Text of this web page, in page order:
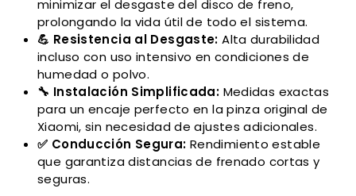
minimizar el desgaste del disco de freno,
prolongando la vida útil de todo el sistema.
💪 Resistencia al Desgaste: Alta durabilidad
incluso con uso intensivo en condiciones de
humedad o polvo.
🔧 Instalación Simplificada: Medidas exactas
para un encaje perfecto en la pinza original de
Xiaomi, sin necesidad de ajustes adicionales.
✅ Conducción Segura: Rendimiento estable
que garantiza distancias de frenado cortas y
seguras.